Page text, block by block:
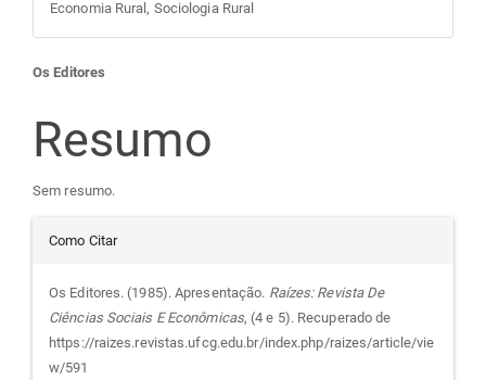
Economia Rural, Sociologia Rural
Conteúdo
do
artigo
principal
Os Editores
Resumo
Sem resumo.
Detalhes
do
artigo
Como Citar
Os Editores. (1985). Apresentação. Raízes: Revista De
Ciências Sociais E Econômicas, (4 e 5). Recuperado de
https://raizes.revistas.ufcg.edu.br/index.php/raizes/article/vie
w/591